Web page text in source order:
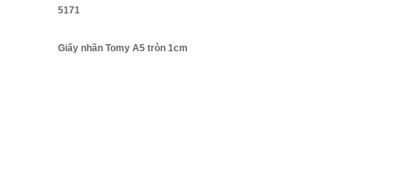
5171
Giấy nhãn Tomy A5 tròn 1cm